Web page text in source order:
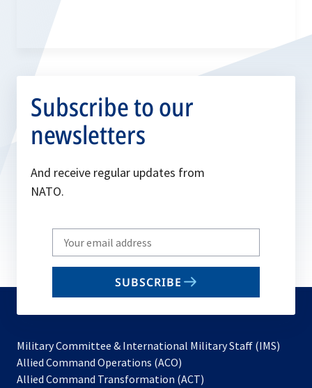
Subscribe to our
newsletters
And receive regular updates from
NATO.
Write
your
email
SUBSCRIBE
Military Committee & International Military Staff (IMS)
Allied Command Operations (ACO)
in
Allied Command Transformation (ACT)